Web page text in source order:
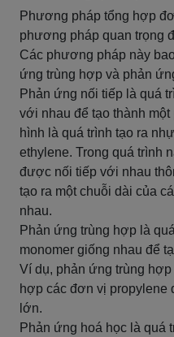
Phương pháp tổng hợp
phương pháp quan trọng
Các phương pháp này
ứng trùng hợp và phản
Phản ứng nối tiếp là quá
với nhau để tạo thành
hình là quá trình tạo ra
ethylene. Trong quá trình
được nối tiếp với nhau
tạo ra một chuỗi dài của
nhau.
Phản ứng trùng hợp là
monomer giống nhau để
Ví dụ, phản ứng trùng
hợp các đơn vị propylene
lớn.
Phản ứng hoá học là quá